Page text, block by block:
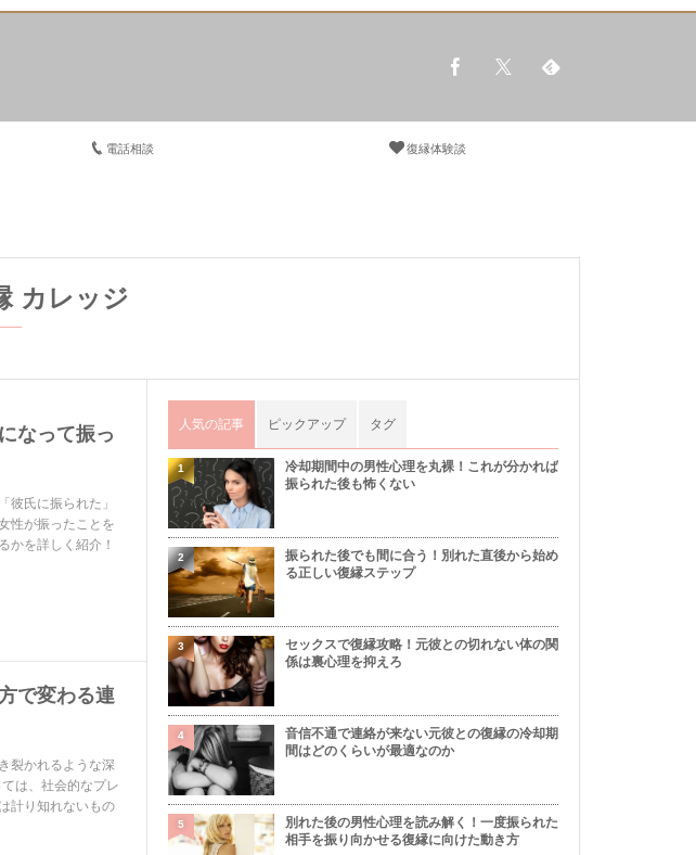
電話相談 復縁体験談
カレッジ
なって振っ
彼氏に振られた」
性が振ったことを
かを詳しく紹介！
で変わる連
裂かれるような深
は、社会的なプレ
計り知れないもの
人気の記事 ピックアップ タグ
冷却期間中の男性心理を丸裸！これが分かれば
振られた後も怖くない
1
振られた後でも間に合う！別れた直後から始め
る正しい復縁ステップ
2
セックスで復縁攻略！元彼との切れない体の関
係は裏心理を抑えろ
3
音信不通で連絡が来ない元彼との復縁の冷却期
間はどのくらいが最適なのか
4
別れた後の男性心理を読み解く！一度振られた
相手を振り向かせる復縁に向けた動き方
5